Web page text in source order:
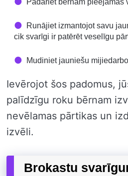
Padariet bērnam pieejamas
Runājiet izmantojot savu
cik svarīgi ir patērēt veselīgu
Mudiniet jauniešu
Ievērojot šos padomus,
palīdzīgu roku bērnam
nevēlamas pārtikas un
izvēli.
Brokastu